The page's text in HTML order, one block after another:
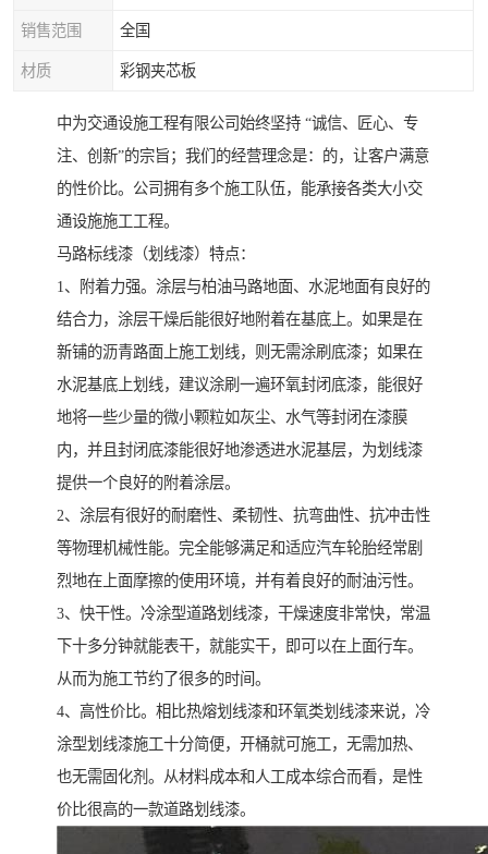
销售范围 全国
材质 彩钢夹芯板
中为交通设施工程有限公司始终坚持 “诚信、匠心、专
注、创新”的宗旨；我们的经营理念是：的，让客户满意
的性价比。公司拥有多个施工队伍，能承接各类大小交
通设施施工工程。
马路标线漆（划线漆）特点：
1、附着力强。涂层与柏油马路地面、水泥地面有良好的
结合力，涂层干燥后能很好地附着在基底上。如果是在
新铺的沥青路面上施工划线，则无需涂刷底漆；如果在
水泥基底上划线，建议涂刷一遍环氧封闭底漆，能很好
地将一些少量的微小颗粒如灰尘、水气等封闭在漆膜
内，并且封闭底漆能很好地渗透进水泥基层，为划线漆
提供一个良好的附着涂层。
2、涂层有很好的耐磨性、柔韧性、抗弯曲性、抗冲击性
等物理机械性能。完全能够满足和适应汽车轮胎经常剧
烈地在上面摩擦的使用环境，并有着良好的耐油污性。
3、快干性。冷涂型道路划线漆，干燥速度非常快，常温
下十多分钟就能表干，就能实干，即可以在上面行车。
从而为施工节约了很多的时间。
4、高性价比。相比热熔划线漆和环氧类划线漆来说，冷
涂型划线漆施工十分简便，开桶就可施工，无需加热、
也无需固化剂。从材料成本和人工成本综合而看，是性
价比很高的一款道路划线漆。